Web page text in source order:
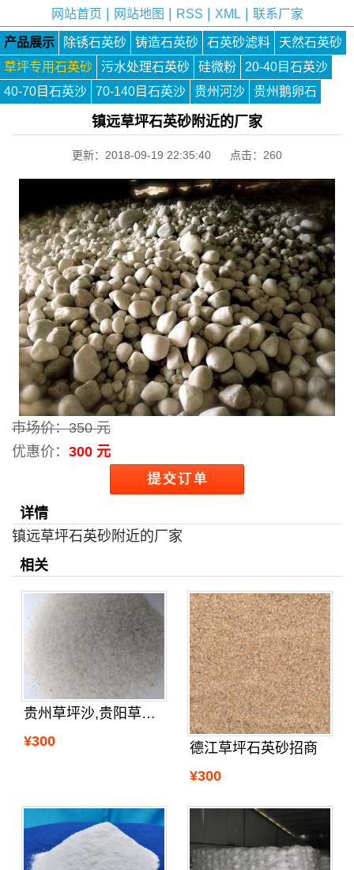
网站首页 网站地图 RSS XML| 联系厂家
产品展示 除锈石英砂 铸造石英砂 石英砂滤料
天然石英砂
草坪专用石英砂
污水处理石英砂 硅微粉
20-40目石英沙
40-70目石英沙
70-140目石英沙 贵州河沙 贵州鹅卵石
镇远草坪石英砂附近的厂家
更新：2018-09-19 22:35:40 点击： 260
市场价：350 元
优惠价： 300 元
详情
镇远草坪石英砂附近的厂家
相关
贵州草坪沙,贵阳草坪沙
¥300
德江草坪石英砂招商
¥300